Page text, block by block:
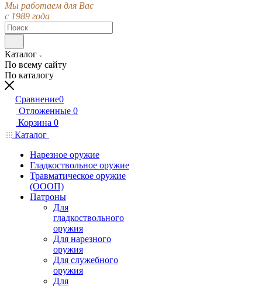
Мы работаем для Вас
с 1989 года
Каталог
По всему сайту
По каталогу
Сравнение0
Отложенные 0
Корзина 0
Каталог
Нарезное оружие
Гладкоствольное оружие
Травматическое оружие
(ОООП)
Патроны
Для
гладкоствольного
оружия
Для нарезного
оружия
Для служебного
оружия
Для